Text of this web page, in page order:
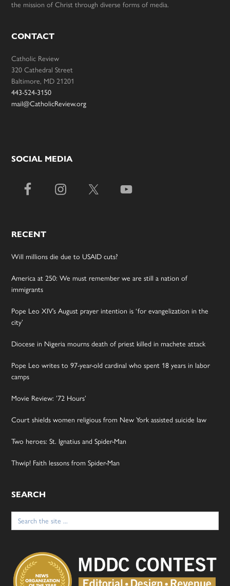
the mission of Christ through diverse forms of media.
CONTACT
Catholic Review
320 Cathedral Street
Baltimore, MD 21201
443-524-3150
mail@CatholicReview.org
SOCIAL MEDIA
RECENT
Will millions die due to USAID cuts?
America at 250: We must remember we are still a nation of
immigrants
Pope Leo XIV’s August prayer intention is ‘for evangelization in the
city’
Diocese in Nigeria mourns death of priest killed in machete attack
Pope Leo writes to 97-year-old cardinal who spent 18 years in labor
camps
Movie Review: ’72 Hours’
Court shields women religious from New York assisted suicide law
Two heroes: St. Ignatius and Spider-Man
Thwip! Faith lessons from Spider-Man
SEARCH
Search
for: